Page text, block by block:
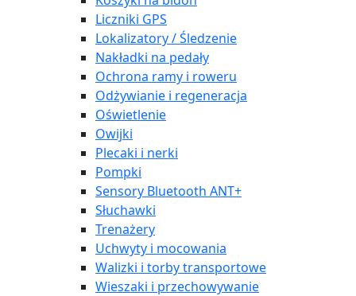
Liczniki GPS
Lokalizatory / Śledzenie
Nakładki na pedały
Ochrona ramy i roweru
Odżywianie i regeneracja
Oświetlenie
Owijki
Plecaki i nerki
Pompki
Sensory Bluetooth ANT+
Słuchawki
Trenażery
Uchwyty i mocowania
Walizki i torby transportowe
Wieszaki i przechowywanie